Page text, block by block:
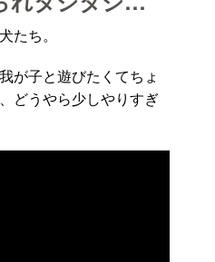
たち。
が子と遊びたくてちょ
どうやら少しやりすぎ